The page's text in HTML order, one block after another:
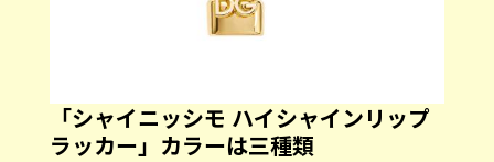
「シャイニッシモ ハイシャインリップ
ラッカー」カラーは三種類